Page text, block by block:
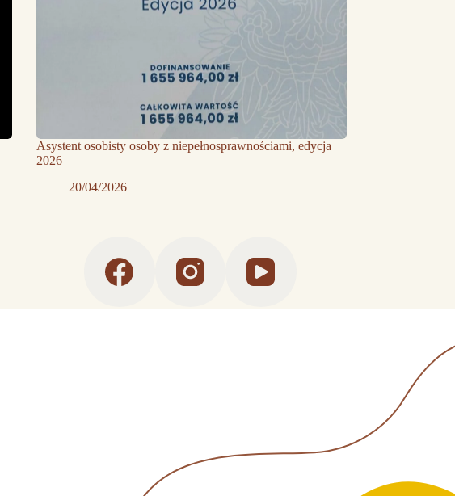
Asystent osobisty osoby z niepełnosprawnościami, edycja
2026
20/04/2026